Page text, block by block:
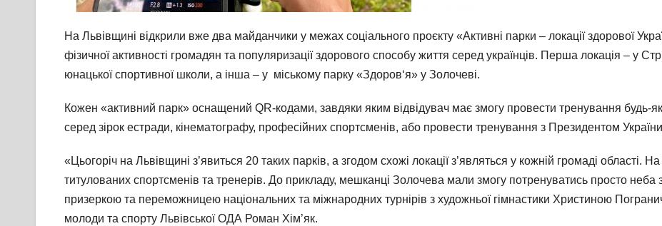
На Львівщині відкрили вже два майданчики у межах соціального проєкту «Активні парки – локації здорової
фізичної активності громадян та популяризації здорового способу життя серед українців. Перша локація – у
юнацької спортивної школи, а інша – у міському парку «Здоров‘я» у Золочеві.
Кожен «активний парк» оснащений QR-кодами, завдяки яким відвідувач має змогу провести тренування будь-
серед зірок естради, кінематографу, професійних спортсменів, або провести тренування з Президентом
«Цьогоріч на Львівщині з’явиться 20 таких парків, а згодом схожі локації з’являться у кожній громаді області.
титулованих спортсменів та тренерів. До прикладу, мешканці Золочева мали змогу потренуватись просто неба з
призеркою та переможницею національних та міжнародних турнірів з художньої гімнастики Христиною
молоди та спорту Львівської ОДА Роман Хім’як.